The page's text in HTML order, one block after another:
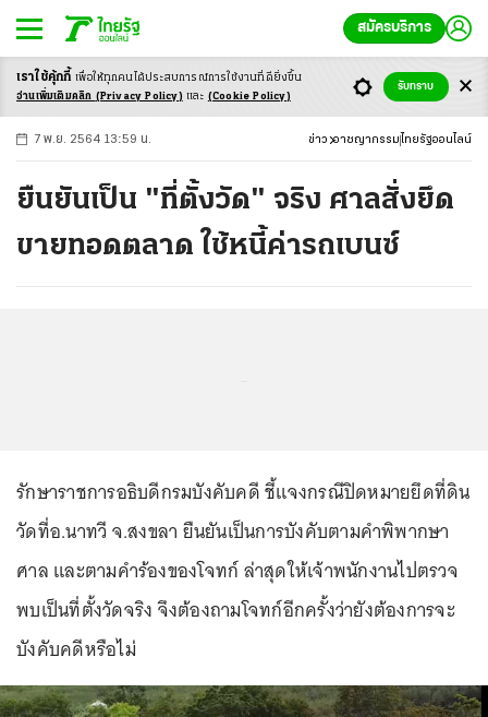
สมัครบริการ
-ก ก ก+
7 พ.ย. 2564 13:59 น. ข่าว อาชญากรรม ไทยรัฐออนไลน์
ยืนยันเป็น "ที่ตั้งวัด" จริง ศาลสั่งยึด
ขายทอดตลาด ใช้หนี้ค่ารถเบนซ์
รักษาราชการอธิบดีกรมบังคับคดี ชี้แจงกรณีปิดหมายยึดที่ดิน
วัดที่อ.นาทวี จ.สงขลา ยืนยันเป็นการบังคับตามคำพิพากษา
ศาล และตามคำร้องของโจทก์ ล่าสุดให้เจ้าพนักงานไปตรวจ
พบเป็นที่ตั้งวัดจริง จึงต้องถามโจทก์อีกครั้งว่ายังต้องการจะ
บังคับคดีหรือไม่
เราใช้คุ้กกี้ เพื่อให้ทุกคนได้ประสบการณ์การใช้งานที่ดียิ่งขึ้น
อ่านเพิ่มเติมคลิก (Privacy Policy) และ (Cookie Policy)
รับทราบ